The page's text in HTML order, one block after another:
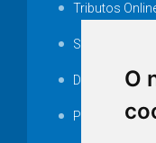
O
Tributos
Serviços ISS-E
Decretos
Portarias